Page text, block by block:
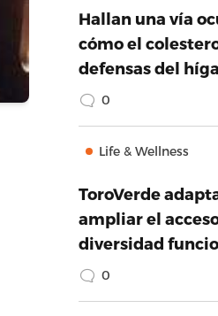
Hallan una vía
cómo el
defensas del
0
Life & Wellness
ToroVerde
ampliar el
diversidad
0